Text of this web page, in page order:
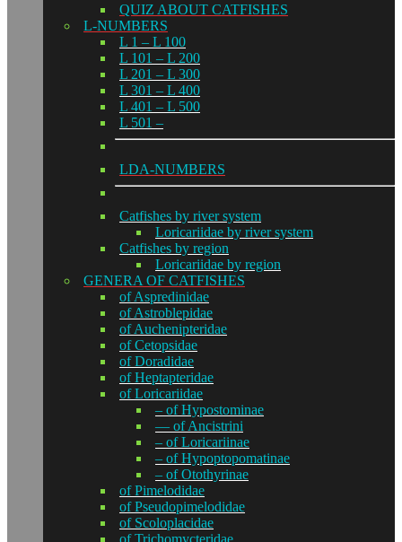
QUIZ ABOUT CATFISHES
L-NUMBERS
L 1 – L 100
L 101 – L 200
L 201 – L 300
L 301 – L 400
L 401 – L 500
L 501 –
LDA-NUMBERS
Catfishes by river system
Loricariidae by river system
Catfishes by region
Loricariidae by region
GENERA OF CATFISHES
of Aspredinidae
of Astroblepidae
of Auchenipteridae
of Cetopsidae
of Doradidae
of Heptapteridae
of Loricariidae
– of Hypostominae
— of Ancistrini
– of Loricariinae
– of Hypoptopomatinae
– of Otothyrinae
of Pimelodidae
of Pseudopimelodidae
of Scoloplacidae
of Trichomycteridae